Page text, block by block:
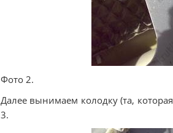
Фото 2.
Далее вынимаем колодку (та,
3.